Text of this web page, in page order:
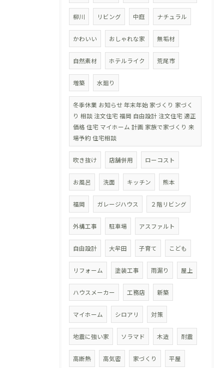
柳川 リビング 中庭 ナチュラル
かわいい おしゃれな家 無垢材
自然素材 ホテルライク 荒尾市
増築 水廻り
冬季休業 お知らせ 年末年始 家づくり 家づく
り 相談 注文住宅 福岡 自由設計 注文住宅 適正
価格 住宅 マイホーム 計画 家族で家づくり 来
場予約 住宅相談
吹き抜け 店舗併用 ローコスト
お風呂 洗面 キッチン 熊本
福岡 ガレージハウス ２階リビング
外構工事 駐車場 アスファルト
自由設計 大牟田 子育て こども
リフォーム 塗装工事 雨漏り 屋上
ハウスメーカー 工務店 新築
マイホーム シロアリ 対策
地震に強い家 ソラマド 木造 耐震
高断熱 高気密 家づくり 平屋